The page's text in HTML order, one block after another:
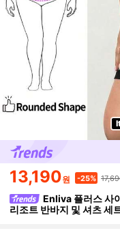
13,190원 -25%
Enliva 플러스 사
리조트 반바지 및 셔츠 세